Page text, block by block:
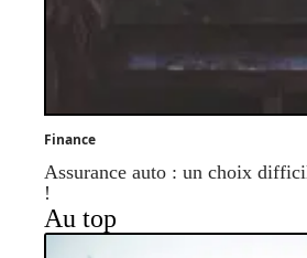
Finance
Assurance auto : un choix
!
Au top